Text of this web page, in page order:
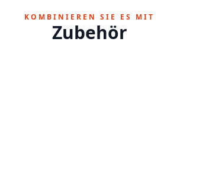
KOMBINIEREN SIE ES MIT
Zubehör